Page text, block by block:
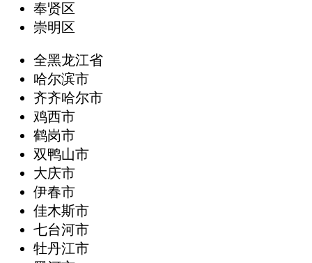
奉贤区
崇明区
全黑龙江省
哈尔滨市
齐齐哈尔市
鸡西市
鹤岗市
双鸭山市
大庆市
伊春市
佳木斯市
七台河市
牡丹江市